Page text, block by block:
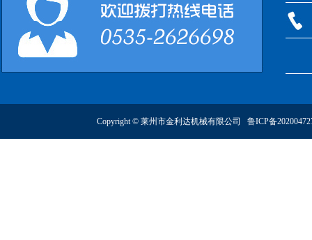
Copyright © 莱州市金利达机械有限公司 鲁ICP备